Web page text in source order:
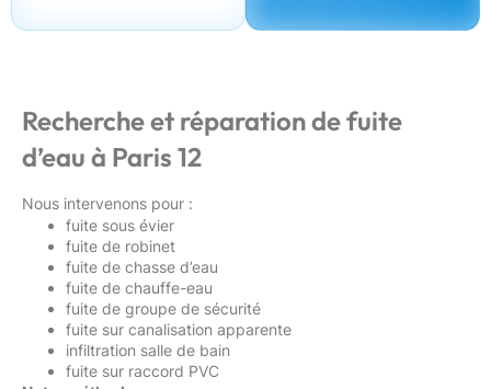
Recherche et réparation de fuite
d’eau à Paris 12
Nous intervenons pour :
fuite sous évier
fuite de robinet
fuite de chasse d’eau
fuite de chauffe-eau
fuite de groupe de sécurité
fuite sur canalisation apparente
infiltration salle de bain
fuite sur raccord PVC